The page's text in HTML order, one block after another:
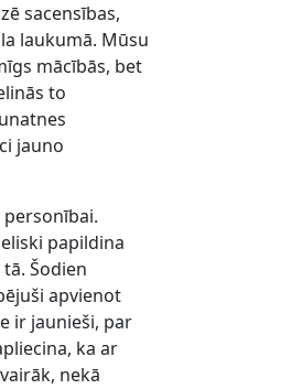
sacensības,
laukumā. Mūsu
mācībās, bet
to
jauno
papildina
Šodien
apvienot
ir jaunieši, par
ka ar
nekā